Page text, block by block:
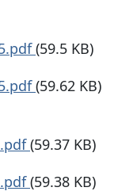
(59.5 KB)
(59.62 KB)
(59.37 KB)
(59.38 KB)